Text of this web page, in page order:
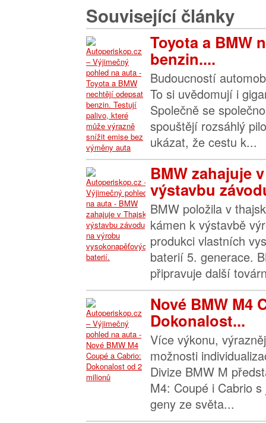
Související články
Toyota a BMW
benzin....
Budoucností
To si uvědomují i
Společně se
spouštějí rozsáhlý
ukázat, že cestu k...
BMW zahajuje
výstavbu
BMW položila v
kámen k výstavbě
produkci vlastních
baterií 5. generace.
připravuje další
Nové BMW M4
Dokonalost...
Více výkonu,
možnosti
Divize BMW M
M4: Coupé i Cabrio
geny ze světa...